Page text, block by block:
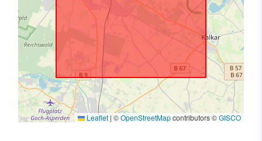
Leaflet | ©OpenStreetMapcontributors ©GISCO